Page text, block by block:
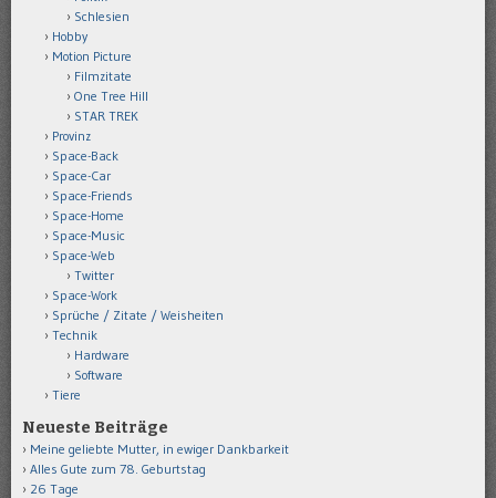
Schlesien
Hobby
Motion Picture
Filmzitate
One Tree Hill
STAR TREK
Provinz
Space-Back
Space-Car
Space-Friends
Space-Home
Space-Music
Space-Web
Twitter
Space-Work
Sprüche / Zitate / Weisheiten
Technik
Hardware
Software
Tiere
Neueste Beiträge
Meine geliebte Mutter, in ewiger Dankbarkeit
Alles Gute zum 78. Geburtstag
26 Tage